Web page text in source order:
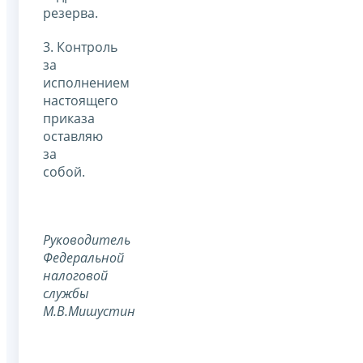
резерва.
3. Контроль
за
исполнением
настоящего
приказа
оставляю
за
собой.
Руководитель
Федеральной
налоговой
службы
М.В.Мишустин